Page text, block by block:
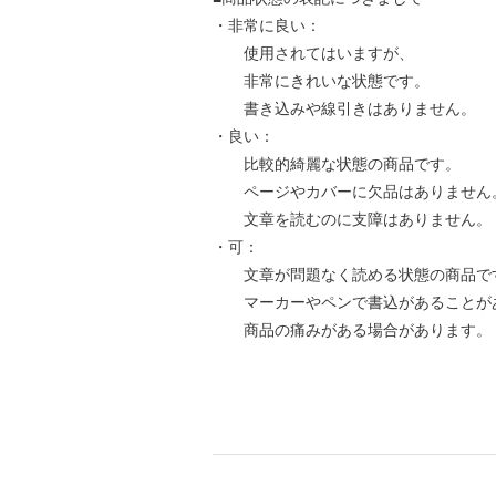
・非常に良い：
使用されてはいますが、
非常にきれいな状態です。
書き込みや線引きはありません。
・良い：
比較的綺麗な状態の商品です。
ページやカバーに欠品はありません
文章を読むのに支障はありません。
・可：
文章が問題なく読める状態の商品で
マーカーやペンで書込があることが
商品の痛みがある場合があります。